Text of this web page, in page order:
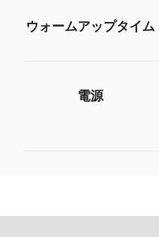
ウォームアップタイム
電源